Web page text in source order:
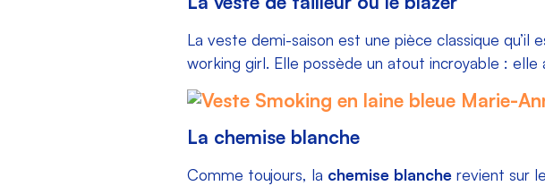
La veste demi-saison est une pièce classique qu’il
working girl. Elle possède un atout incroyable : elle
La chemise blanche
Comme toujours, la chemise blancherevient sur